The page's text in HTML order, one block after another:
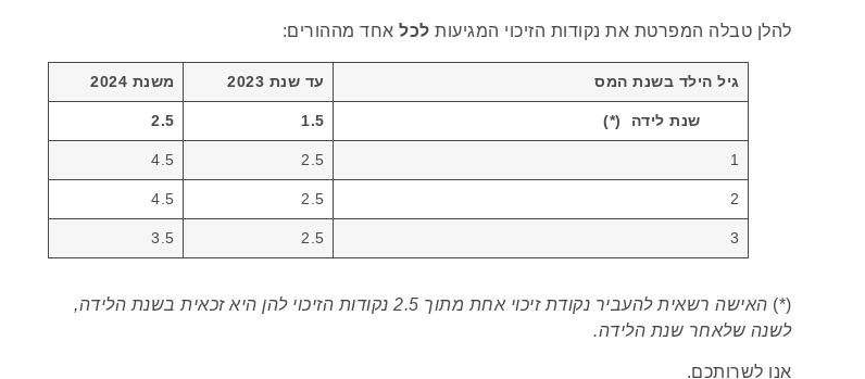
להלן טבלה המפרטת את נקודות הזיכוי המגיעות לכלאחד מההורים:
גיל הילד בשנת המס עד שנת 2023 משנת 2024
שנת לידה (*) 1.5
2.5
1
2.5
4.5
2
2.5
4.5
3
2.5
3.5
(*) האישה רשאית להעביר נקודת זיכוי אחת מתוך 2.5 נקודות הזיכוי להן היא זכאית בשנת הלידה,
לשנה שלאחר שנת הלידה.
אנו לשרותכם.